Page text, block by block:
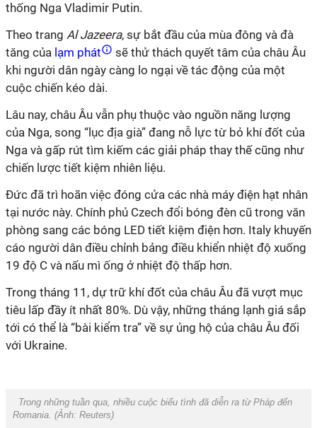
thống Nga Vladimir Putin.
Theo trang Al Jazeera, sự bắt đầu của mùa đông và đà
tăng của lạm phát
sẽ thử thách quyết tâm của châu Âu
khi người dân ngày càng lo ngại về tác động của một
cuộc chiến kéo dài.
Lâu nay, châu Âu vẫn phụ thuộc vào nguồn năng lượng
của Nga, song “lục địa già” đang nỗ lực từ bỏ khí đốt của
Nga và gấp rút tìm kiếm các giải pháp thay thế cũng như
chiến lược tiết kiệm nhiên liệu.
Đức đã trì hoãn việc đóng cửa các nhà máy điện hạt nhân
tại nước này. Chính phủ Czech đổi bóng đèn cũ trong văn
phòng sang các bóng LED tiết kiệm điện hơn. Italy khuyến
cáo người dân điều chỉnh bảng điều khiển nhiệt độ xuống
19 độ C và nấu mì ống ở nhiệt độ thấp hơn.
Trong tháng 11, dự trữ khí đốt của châu Âu đã vượt mục
tiêu lấp đầy ít nhất 80%. Dù vậy, những tháng lạnh giá sắp
tới có thể là “bài kiểm tra” về sự ủng hộ của châu Âu đối
với Ukraine.
Trong những tuần qua, nhiều cuộc biểu tình đã diễn ra từ Pháp đến
Romania. (Ảnh: Reuters)